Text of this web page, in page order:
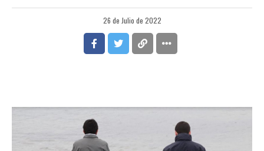
26 de Julio de 2022